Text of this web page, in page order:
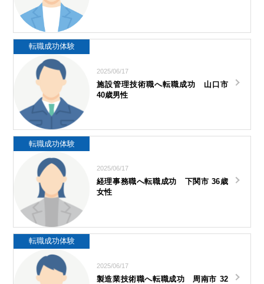
転職成功体験
2025/06/17
施設管理技術職へ転職成功 山口市
40歳男性
転職成功体験
2025/06/17
経理事務職へ転職成功 下関市 36歳
女性
転職成功体験
2025/06/17
製造業技術職へ転職成功 周南市 32